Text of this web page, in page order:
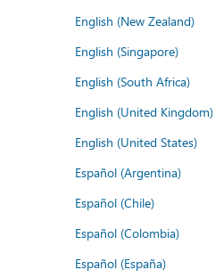
English (New Zealand)
English (Singapore)
English (South Africa)
English (United Kingdom)
English (United States)
Español (Argentina)
Español (Chile)
Español (Colombia)
Español (España)